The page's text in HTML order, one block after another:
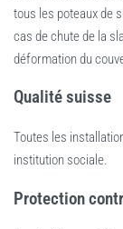
tous les poteaux de
cas de chute de la
déformation du
Qualité suisse
Toutes les
institution sociale.
Protection